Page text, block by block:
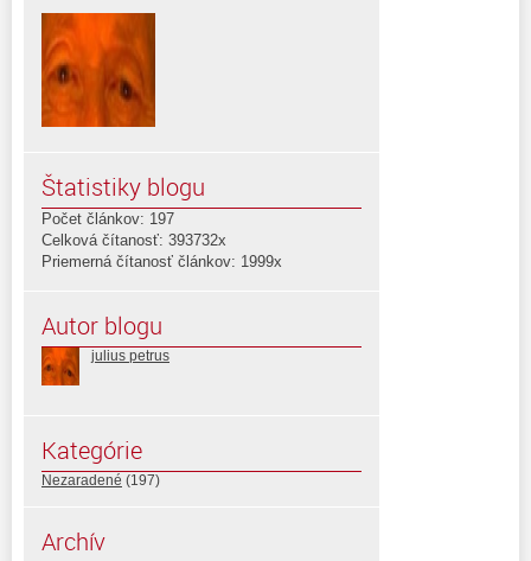
Štatistiky blogu
Počet článkov: 197
Celková čítanosť: 393732x
Priemerná čítanosť článkov: 1999x
Autor blogu
julius petrus
Kategórie
Nezaradené (197)
Archív